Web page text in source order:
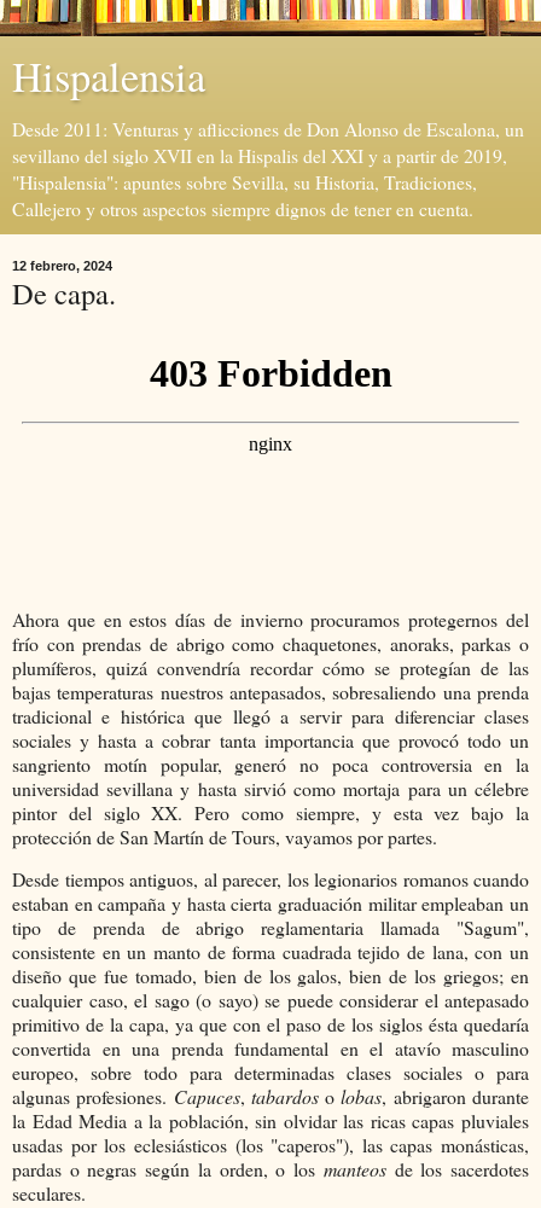
Hispalensia
Desde 2011: Venturas y aflicciones de Don Alonso de Escalona, un
sevillano del siglo XVII en la Hispalis del XXI y a partir de 2019,
"Hispalensia": apuntes sobre Sevilla, su Historia, Tradiciones,
Callejero y otros aspectos siempre dignos de tener en cuenta.
12 febrero, 2024
De capa.
Ahora que en estos días de invierno procuramos protegernos del
frío con prendas de abrigo como chaquetones, anoraks, parkas o
plumíferos, quizá convendría recordar cómo se protegían de las
bajas temperaturas nuestros antepasados, sobresaliendo una prenda
tradicional e histórica que llegó a servir para diferenciar clases
sociales y hasta a cobrar tanta importancia que provocó todo un
sangriento motín popular, generó no poca controversia en la
universidad sevillana y hasta sirvió como mortaja para un célebre
pintor del siglo XX. Pero como siempre, y esta vez bajo la
protección de San Martín de Tours, vayamos por partes.
Desde tiempos antiguos, al parecer, los legionarios romanos cuando
estaban en campaña y hasta cierta graduación militar empleaban un
tipo de prenda de abrigo reglamentaria llamada "Sagum",
consistente en un manto de forma cuadrada tejido de lana, con un
diseño que fue tomado, bien de los galos, bien de los griegos; en
cualquier caso, el sago (o sayo) se puede considerar el antepasado
primitivo de la capa, ya que con el paso de los siglos ésta quedaría
convertida en una prenda fundamental en el atavío masculino
europeo, sobre todo para determinadas clases sociales o para
algunas profesiones. Capuces, tabardosolobas, abrigaron durante
la Edad Media a la población, sin olvidar las ricas capas pluviales
usadas por los eclesiásticos (los "caperos"), las capas monásticas,
pardas o negras según la orden, o los manteosde los sacerdotes
seculares.